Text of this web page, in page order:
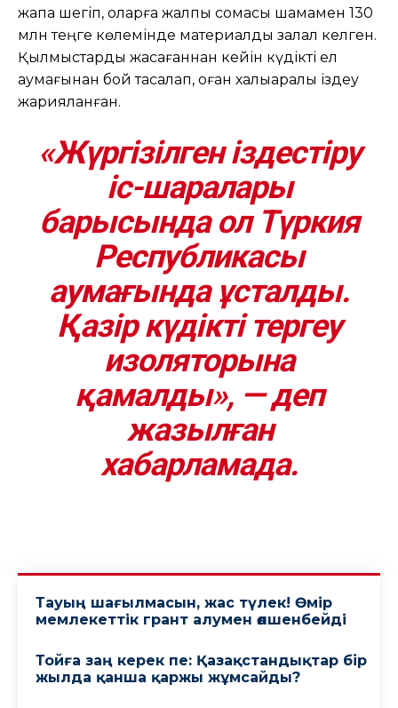
жапа шегіп, оларға жалпы сомасы шамамен 130
млн теңге көлемінде материалдық залал келген.
Қылмыстарды жасағаннан кейін күдікті ел
аумағынан бой тасалап, оған халықаралық іздеу
жарияланған.
«Жүргізілген іздестіру
іс-шаралары
барысында ол Түркия
Республикасы
аумағында ұсталды.
Қазір күдікті тергеу
изоляторына
қамалды», — деп
жазылған
хабарламада.
Тауың шағылмасын, жас түлек! Өмiр
мемлекеттiк грант алумен өлшенбейдi
Тойға заң керек пе: Қазақстандықтар бір
жылда қанша қаржы жұмсайды?